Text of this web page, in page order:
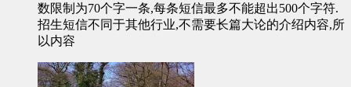
数限制为70个字一条,每条短信最多不能超出500个字符.
招生短信不同于其他行业,不需要长篇大论的介绍内容,所
以内容